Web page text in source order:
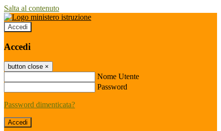
Salta al contenuto
Accedi
Accedi
button close ×
Nome Utente
Password
Password dimenticata?